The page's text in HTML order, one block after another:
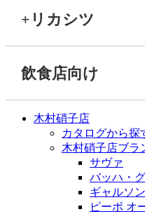
+リカシツ
飲食店向け
木村硝子店
カタログから探
木村硝子店ブラ
サヴァ
バッハ・
ギャルソン
ピーボ オ